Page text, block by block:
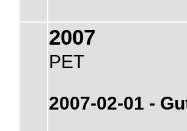
2007
PET
2007-02-01 -